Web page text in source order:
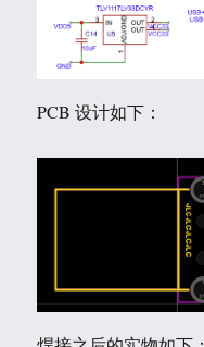
PCB 设计如下：